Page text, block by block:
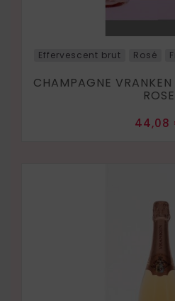
Effervescent brut Rosé
CHAMPAGNE VRANKEN
ROSE
Prix
44,08